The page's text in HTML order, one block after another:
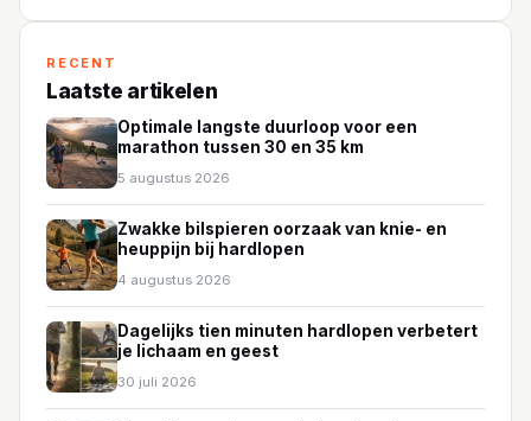
RECENT
Laatste artikelen
Optimale langste duurloop voor een
marathon tussen 30 en 35 km
5 augustus 2026
Zwakke bilspieren oorzaak van knie- en
heuppijn bij hardlopen
4 augustus 2026
Dagelijks tien minuten hardlopen verbetert
je lichaam en geest
30 juli 2026